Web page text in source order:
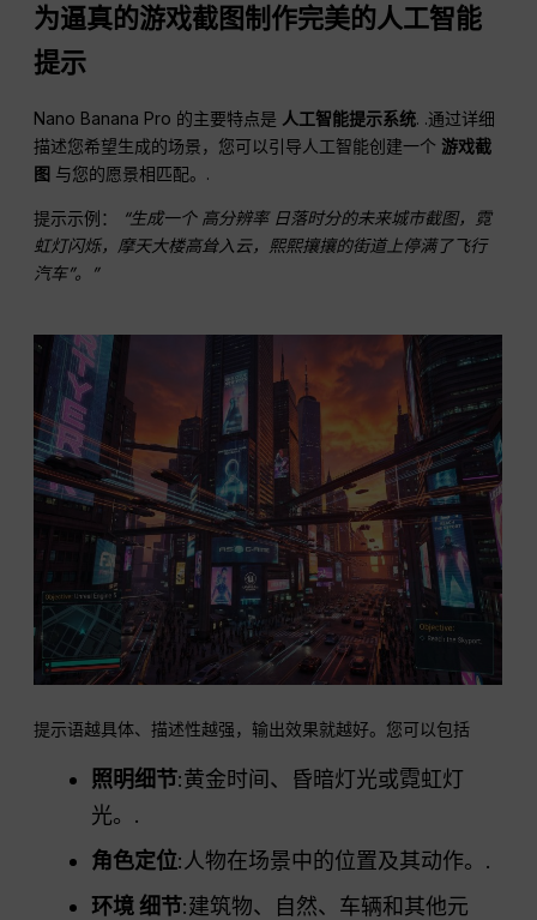
为逼真的游戏截图制作完美的人工智能
提示
Nano Banana Pro 的主要特点是 人工智能提示系统. .通过详细
描述您希望生成的场景，您可以引导人工智能创建一个 游戏截
图 与您的愿景相匹配。.
提示示例： “生成一个 高分辨率日落时分的未来城市截图，霓
虹灯闪烁，摩天大楼高耸入云，熙熙攘攘的街道上停满了飞行
汽车”。”
提示语越具体、描述性越强，输出效果就越好。您可以包括
照明细节:黄金时间、昏暗灯光或霓虹灯
光。.
角色定位:人物在场景中的位置及其动作。.
环境细节:建筑物、自然、车辆和其他元